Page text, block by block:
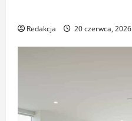
Redakcja 20 czerwca, 2026